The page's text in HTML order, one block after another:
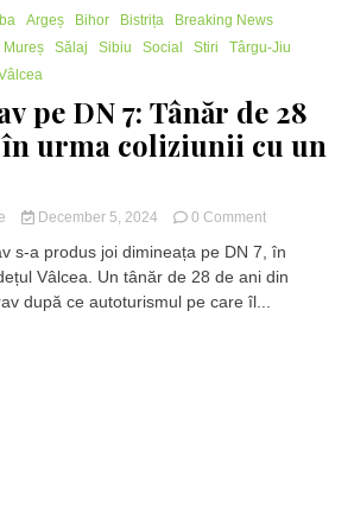
Piciorul
bătrânului,
un
de
Argeș Bihor Bistrița
Breaking News
Mureș Sălaj Sibiu Social Stiri
Târgu-Jiu
pe DN 7: Tânăr de 28
urma coliziunii cu un
December 5, 2024 0 Commenton
grav
pe
s-a produs joi dimineața pe DN 7, în
Vâlcea. Un tânăr de 28 de ani din
după ce autoturismul pe care îl...